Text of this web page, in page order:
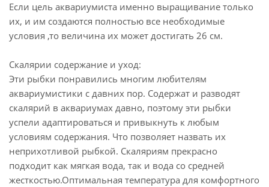
Если цель аквариумиста именно выращивание только
их, и им создаются полностью все необходимые
условия ,то величина их может достигать 26 см.
Скалярии содержание и уход:
Эти рыбки понравились многим любителям
аквариумистики с давних пор. Содержат и разводят
скалярий в аквариумах давно, поэтому эти рыбки
успели адаптироваться и привыкнуть к любым
условиям содержания. Что позволяет назвать их
неприхотливой рыбкой. Скаляриям прекрасно
подходит как мягкая вода, так и вода со средней
жесткостью.Оптимальная температура для комфортного